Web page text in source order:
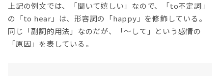
上記の例文では、「聞いて嬉しい」なので、「to不定詞」
の「to hear」は、形容詞の「happy」を修飾している。
同じ「副詞的用法」なのだが、「〜して」という感情の
「原因」を表している。